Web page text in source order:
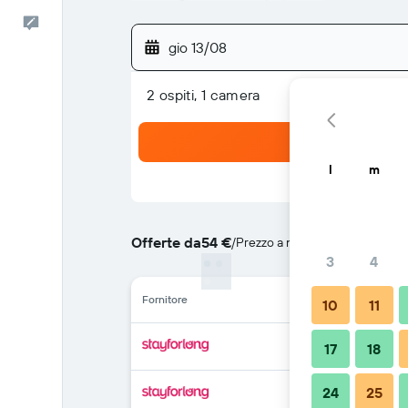
gio 13/08
2 ospiti, 1 camera
Offerte da54 €/Prezzo a notte più conveniente
Fornitore
l m
3 4
10 11
17 18
24 25